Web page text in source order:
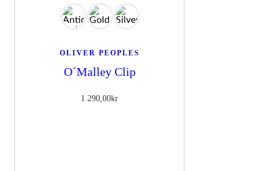
OLIVER PEOPLES
O´Malley Clip
1 290,00kr